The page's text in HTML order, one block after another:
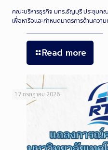
คณะบริหารธุรกิจ มทร.ธัญบุรี ประชุมค
เพื่อหารือและกำหนดมาตรการด้านคว
Read more
17 กรกฎาคม 2026